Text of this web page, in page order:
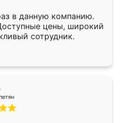
в данную компанию.
цены, широкий
сотрудник.